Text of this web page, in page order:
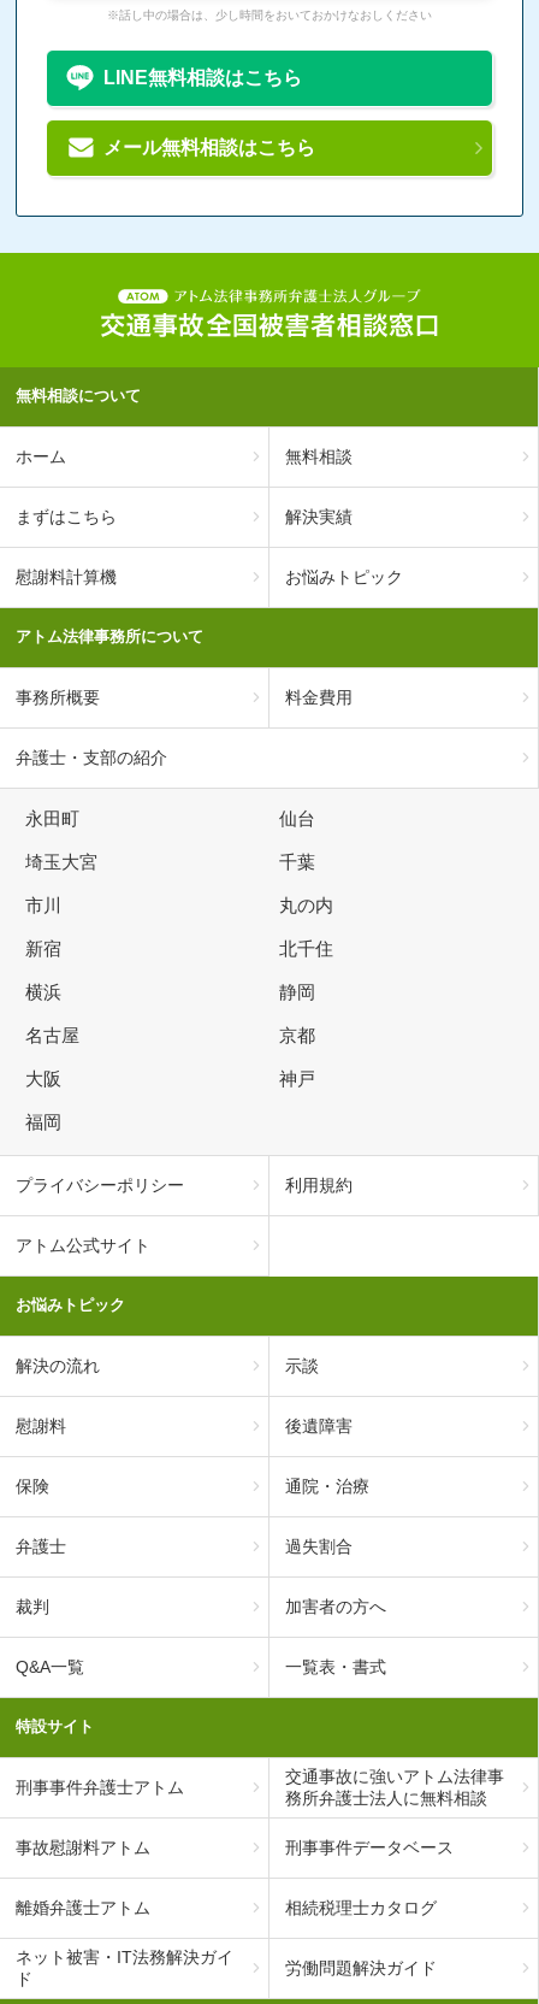
※話し中の場合は、少し時間をおいておかけなおしください
LINE無料相談はこちら
メール無料相談はこちら
無料相談について
ホーム 無料相談
まずはこちら 解決実績
慰謝料計算機 お悩みトピック
アトム法律事務所について
事務所概要 料金費用
弁護士・支部の紹介
永田町 仙台
埼玉大宮 千葉
市川 丸の内
新宿 北千住
横浜 静岡
名古屋 京都
大阪 神戸
福岡
プライバシーポリシー 利用規約
アトム公式サイト
お悩みトピック
解決の流れ 示談
慰謝料 後遺障害
保険 通院・治療
弁護士 過失割合
裁判 加害者の方へ
Q&A一覧 一覧表・書式
特設サイト
刑事事件弁護士アトム
交通事故に強いアトム法律事
務所弁護士法人に無料相談
事故慰謝料アトム 刑事事件データベース
離婚弁護士アトム 相続税理士カタログ
ネット被害・IT法務解決ガイ
ド
労働問題解決ガイド